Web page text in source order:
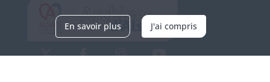
En savoir plus J'ai compris